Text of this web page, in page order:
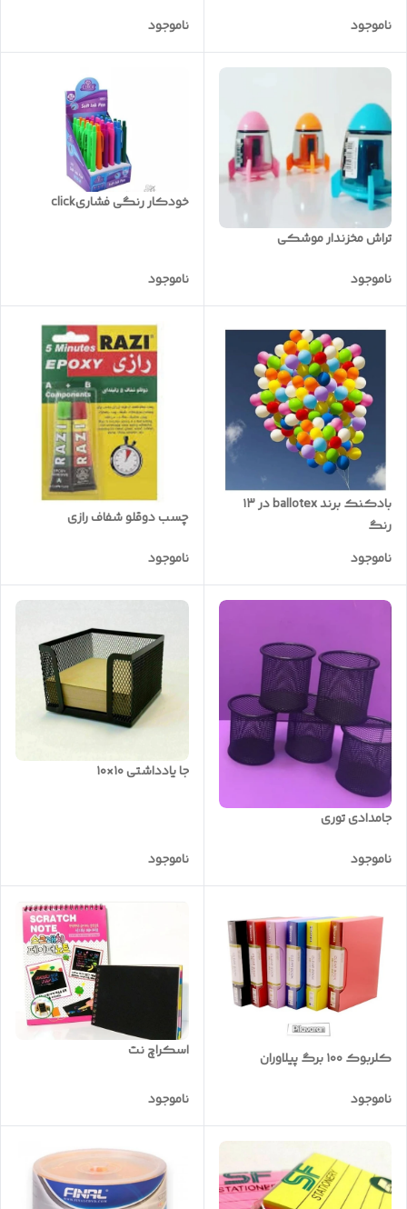
ناموجود ناموجود
تراش مخزندار موشکی
ناموجود
خودکار رنگی فشاریclick
ناموجود
بادکنک برند ballotex در ۱۳
رنگ
ناموجود
چسب دوقلو شفاف رازی
ناموجود
جامدادی توری
ناموجود
جا یادداشتی ۱۰×۱۰
ناموجود
کلربوک ۱۰۰ برگ پیلاوران
ناموجود
اسکراچ نت
ناموجود